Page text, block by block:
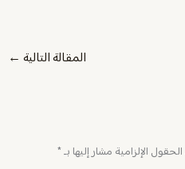
المقالة التالية ←
الحقول الإلزامية مشار إليها بـ*